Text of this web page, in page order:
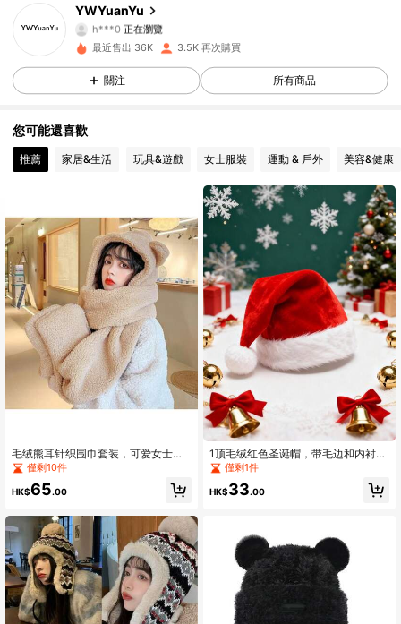
YWYuanYu
正在瀏覽
4.90
1.2K 追蹤者
4.90 1.2K 追蹤者
4.90
4.90 1.2K 追蹤者
4.90 1.2K 追蹤者
4.90 1.2K 追蹤者
4.90 1.2K 追蹤者
最近售出 36K 3.5K 再次購買
關注 所有商品
您可能還喜歡
推薦 家居&生活 玩具&遊戲 女士服裝 運動 & 戶外 美容&健康
毛绒熊耳针织围巾套装，可爱女士针
织冬帽，保暖内衬秋季情人节礼物，
僅剩10件
HK$65.00
1顶毛绒红色圣诞帽，带毛边和内衬，
男女通用成人款 - 圣诞节、新年派对
僅剩1件
HK$33.00